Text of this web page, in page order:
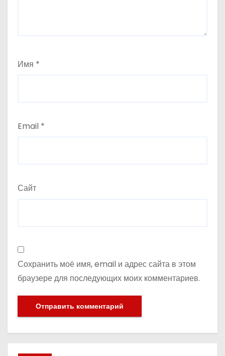
Имя *
Email *
Сайт
Сохранить моё имя, email и адрес сайта в этом
браузере для последующих моих комментариев.